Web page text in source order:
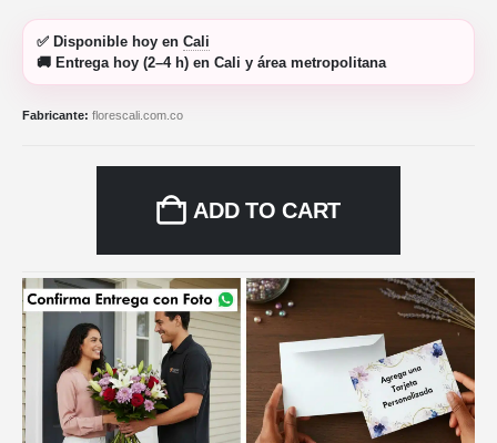
✅ Disponible hoy en Cali
🚚 Entrega hoy (2–4 h) en Cali y área metropolitana
Fabricante: florescali.com.co
ADD TO CART